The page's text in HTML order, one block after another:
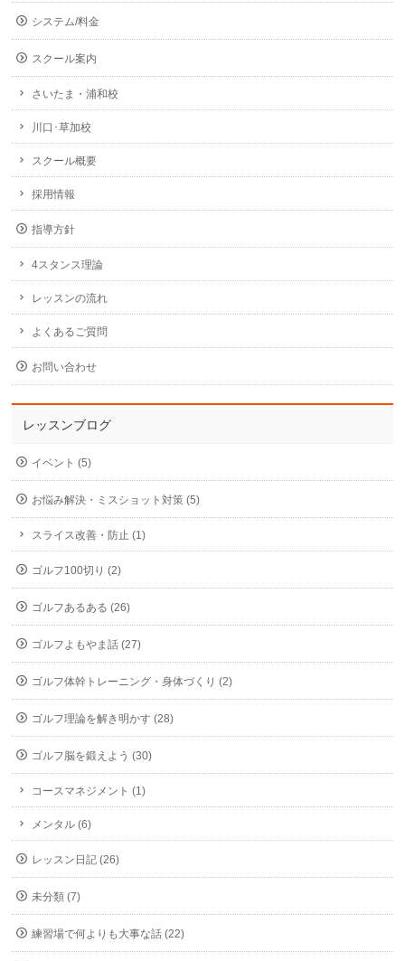
システム/料金
スクール案内
さいたま・浦和校
川口･草加校
スクール概要
採用情報
指導方針
4スタンス理論
レッスンの流れ
よくあるご質問
お問い合わせ
レッスンブログ
イベント (5)
お悩み解決・ミスショット対策 (5)
スライス改善・防止 (1)
ゴルフ100切り (2)
ゴルフあるある (26)
ゴルフよもやま話 (27)
ゴルフ体幹トレーニング・身体づくり (2)
ゴルフ理論を解き明かす (28)
ゴルフ脳を鍛えよう (30)
コースマネジメント (1)
メンタル (6)
レッスン日記 (26)
未分類 (7)
練習場で何よりも大事な話 (22)